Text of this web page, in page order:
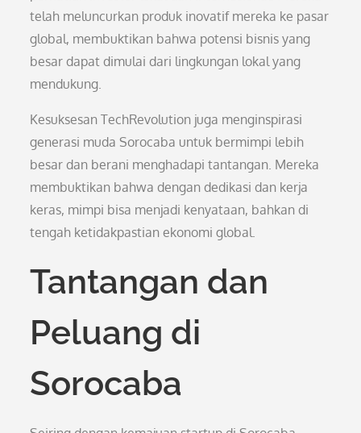
telah meluncurkan produk inovatif mereka ke pasar
global, membuktikan bahwa potensi bisnis yang
besar dapat dimulai dari lingkungan lokal yang
mendukung.
Kesuksesan TechRevolution juga menginspirasi
generasi muda Sorocaba untuk bermimpi lebih
besar dan berani menghadapi tantangan. Mereka
membuktikan bahwa dengan dedikasi dan kerja
keras, mimpi bisa menjadi kenyataan, bahkan di
tengah ketidakpastian ekonomi global.
Tantangan dan
Peluang di
Sorocaba